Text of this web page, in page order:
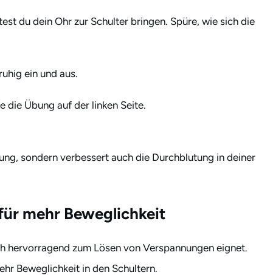
du dein Ohr zur Schulter bringen. Spüre, wie sich die
ein und aus.
die Übung auf der linken Seite.
sondern verbessert auch die Durchblutung in deiner
mehr Beweglichkeit
hervorragend zum Lösen von Verspannungen eignet.
Beweglichkeit in den Schultern.